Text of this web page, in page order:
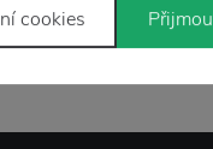
zapozornost
cookies